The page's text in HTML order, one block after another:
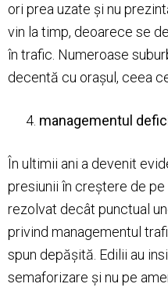
ori prea uzate și nu
vin la timp, deoarece se
în trafic. Numeroase
decentă cu orașul, ceea
managementul
În ultimii ani a devenit
presiunii în creștere de
rezolvat decât punctual
privind managementul
spun depășită. Edilii au
semaforizare și nu pe